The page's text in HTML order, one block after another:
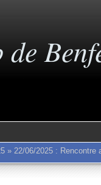
» 22/06/2025 : Rencontre